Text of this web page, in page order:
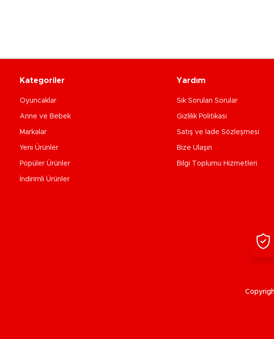
Kategoriler
Oyuncaklar
Anne ve Bebek
Markalar
Yeni Ürünler
Popüler Ürünler
İndirimli Ürünler
Yardım
Sık Sorulan Sorular
Gizlilik Politikası
Satış ve İade Sözleşmesi
Bize Ulaşın
Bilgi Toplumu Hizmetleri